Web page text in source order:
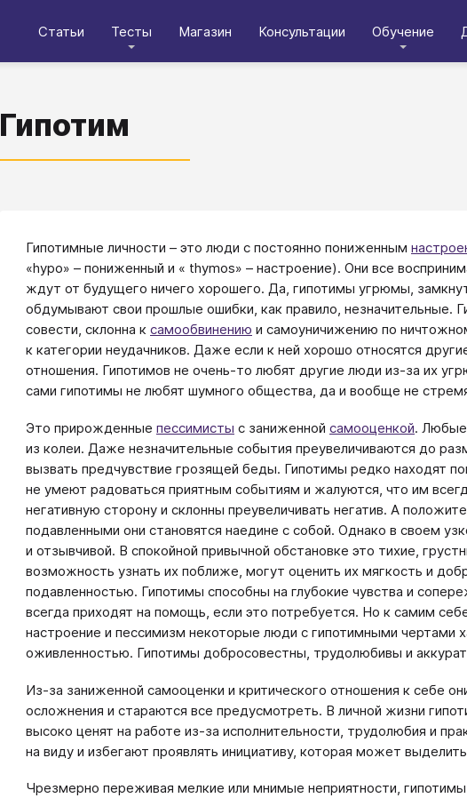
Статьи Тесты Магазин Консультации Обучение
Гипотим
Гипотимные личности – это люди с постоянно пониженным
«hypo» – пониженный и « thymos» – настроение). Они все
ждут от будущего ничего хорошего. Да, гипотимы угрюмы,
обдумывают свои прошлые ошибки, как правило, незначительные.
совести, склонна к самообвинению и самоуничижению по
к категории неудачников. Даже если к ней хорошо относятся
отношения. Гипотимов не очень-то любят другие люди из-за их
сами гипотимы не любят шумного общества, да и вообще не
Это прирожденные пессимисты с заниженной самооценкой. Любые
из колеи. Даже незначительные события преувеличиваются до
вызвать предчувствие грозящей беды. Гипотимы редко находят
не умеют радоваться приятным событиям и жалуются, что им
негативную сторону и склонны преувеличивать негатив. А
подавленными они становятся наедине с собой. Однако в своем
и отзывчивой. В спокойной привычной обстановке это тихие,
возможность узнать их поближе, могут оценить их мягкость и
подавленностью. Гипотимы способны на глубокие чувства и
всегда приходят на помощь, если это потребуется. Но к самим
настроение и пессимизм некоторые люди с гипотимными чертами
оживленностью. Гипотимы добросовестны, трудолюбивы и
Из-за заниженной самооценки и критического отношения к себе
осложнения и стараются все предусмотреть. В личной жизни
высоко ценят на работе из-за исполнительности, трудолюбия и
на виду и избегают проявлять инициативу, которая может
Чрезмерно переживая мелкие или мнимые неприятности,